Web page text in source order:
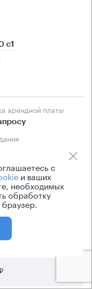
с1
арендной платы
этом здании:
с
и ваших
необходимых
обработку